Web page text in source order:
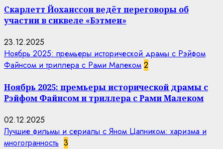
Скарлетт Йоханссон ведёт переговоры об
участии в сиквеле «Бэтмен»
23.12.2025
Ноябрь 2025: премьеры исторической драмы с Рэйфом
Файнсом и триллера с Рами Малеком 2
Ноябрь 2025: премьеры исторической драмы с
Рэйфом Файнсом и триллера с Рами Малеком
02.12.2025
Лучшие фильмы и сериалы с Яном Цапником: харизма и
многогранность 3